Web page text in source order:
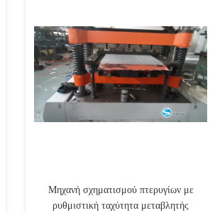
Μηχανή σχηματισμού πτερυγίων με
ρυθμιστική ταχύτητα μεταβλητής